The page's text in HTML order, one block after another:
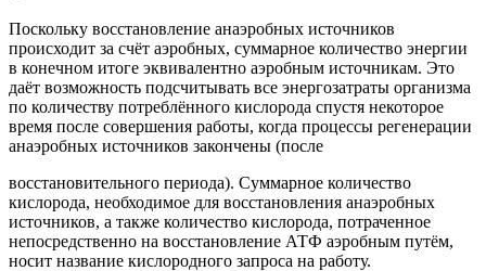
Поскольку восстановление анаэробных источников
происходит за счёт аэробных, суммарное количество энергии
в конечном итоге эквивалентно аэробным источникам. Это
даёт возможность подсчитывать все энергозатраты организма
по количеству потреблённого кислорода спустя некоторое
время после совершения работы, когда процессы регенерации
анаэробных источников закончены (после
восстановительного периода). Суммарное количество
кислорода, необходимое для восстановления анаэробных
источников, а также количество кислорода, потраченное
непосредственно на восстановление АТФ аэробным путём,
носит название кислородного запроса на работу.